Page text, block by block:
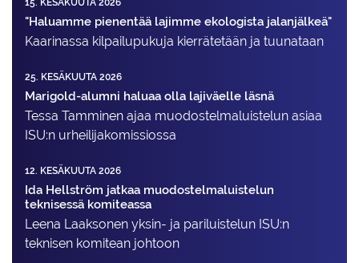
"Haluamme pienentää lajimme ekologista jalanjälkeä"
Kaarinassa kilpailupukuja kierrätetään ja tuunataan
25. KESÄKUUTA 2026
Marigold-alumni haluaa olla lajiväelle läsnä
Tessa Tamminen ajaa muodostelma­luistelun asiaa
ISU:n urheilija­komissiossa
12. KESÄKUUTA 2026
Ida Hellström jatkaa muodostelmaluistelun
teknisessä komiteassa
Leena Laaksonen yksin- ja pariluistelun ISU:n
teknisen komitean johtoon